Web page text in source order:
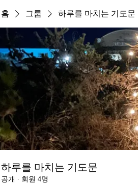
홈 그룹 하루를 마치는 기도문
하루를 마치는 기도문
공개 · 회원 4명